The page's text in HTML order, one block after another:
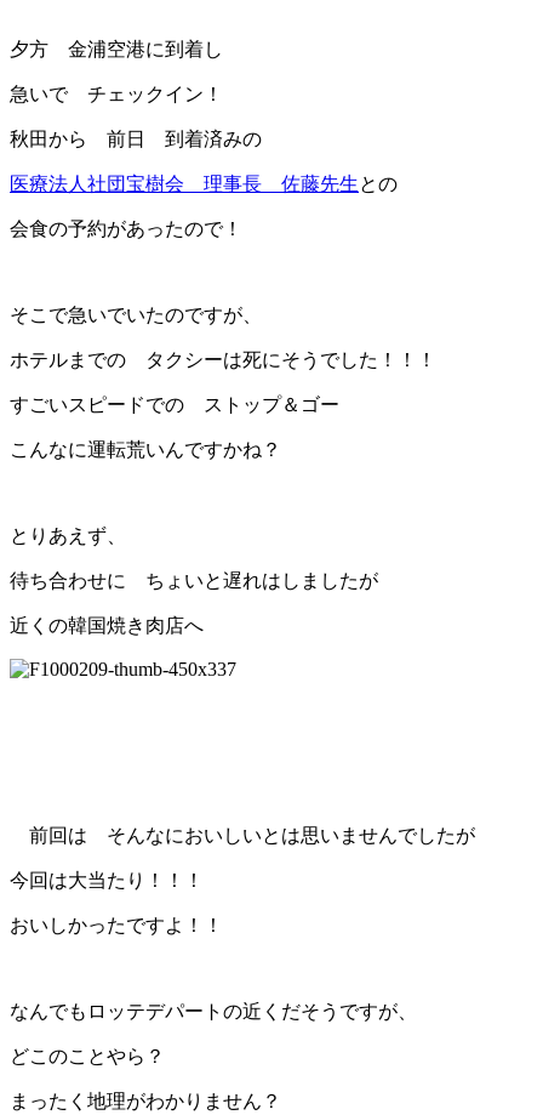
夕方 金浦空港に到着し
急いで チェックイン！
秋田から 前日 到着済みの
医療法人社団宝樹会 理事長 佐藤先生との
会食の予約があったので！
そこで急いでいたのですが、
ホテルまでの タクシーは死にそうでした！！！
すごいスピードでの ストップ＆ゴー
こんなに運転荒いんですかね？
とりあえず、
待ち合わせに ちょいと遅れはしましたが
近くの韓国焼き肉店へ
前回は そんなにおいしいとは思いませんでしたが
今回は大当たり！！！
おいしかったですよ！！
なんでもロッテデパートの近くだそうですが、
どこのことやら？
まったく地理がわかりません？